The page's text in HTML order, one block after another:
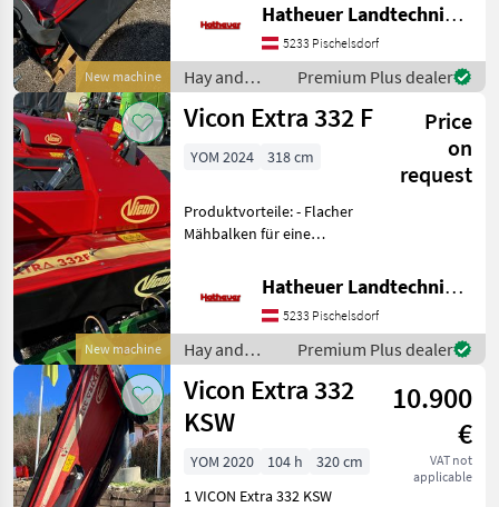
New machine
EXTRA 332 XF) - Flacher
Mähbalken für eine
herausragende Mähqualität
- Grundsätzlich gegenläu
Hatheuer Landtechnik GmbH & Co.KG.
5233 Pischelsdorf
Hay and
forage
equipment /
Premium Plus dealer
New machine
Vicon Extra 332 F
Price
on
request
YOM 2024 318 cm
Produktvorteile: - Flacher
Mähbalken für eine
- Grundsätzlich
gegenläufige Mähscheiben,
d.h. exakter Schnitt und
schneller Futterfluss -
Hatheuer Landtechnik GmbH & Co.KG.
5233 Pischelsdorf
Hay and
forage
equipment /
Vicon
Premium Plus dealer
Vicon Extra 332
KSW
10.900
€
VAT not
applicable
YOM 2020 104 h
320 cm
1 VICON Extra 332 KSW